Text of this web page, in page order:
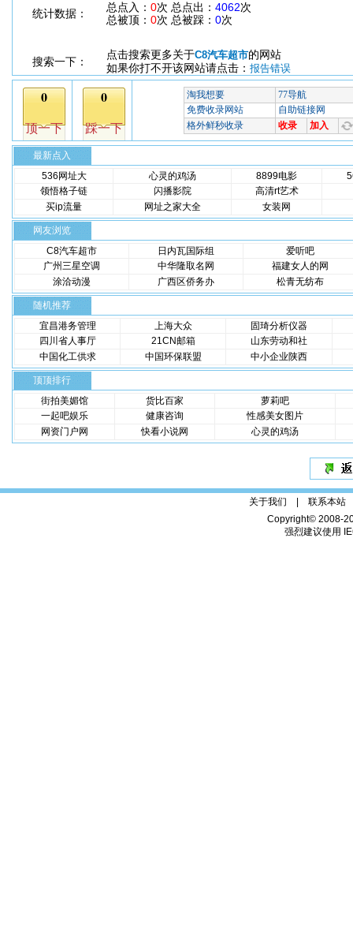
统计数据：
总点入： 0次 总点出： 4062次
总被顶： 0次 总被踩： 0次
搜索一下：
点击搜索更多关于C8汽车超市的网站
如果你打不开该网站请点击： 报告错误
最新点入
536网址大
心灵的鸡汤 8899电影
领悟格子链
闪播影院
高清rt艺术
买ip流量
网址之家大全 女装网
网友浏览
C8汽车超市
日内瓦国际组
爱听吧
广州三星空调
中华隆取名网
福建女人的网
涂洽动漫
广西区侨务办 松青无纺布
随机推荐
宜昌港务管理
上海大众
固琦分析仪器
四川省人事厅
21CN邮箱
山东劳动和社
中国化工供求
中国环保联盟 中小企业陕西
顶顶排行
街拍美媚馆
货比百家
萝莉吧
一起吧娱乐
健康咨询
性感美女图片
网资门户网
快看小说网 心灵的鸡汤
关于我们 | 联系本站
Copyright© 2008-
强烈建议使用